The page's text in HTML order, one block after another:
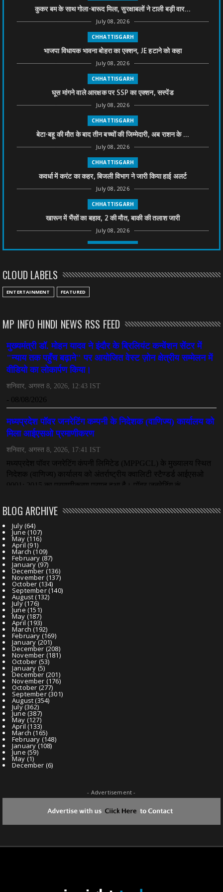
कुकर बम के साथ गोला-बारूद मिला, सुरक्षाबलों ने टाली बड़ी वार...
July 08, 2026
CHHATTISGARH
भाजपा विधायक भावना बोहरा का एक्शन, JE हटाने को कहा
July 08, 2026
CHHATTISGARH
घूस मांगने वाले आरक्षक पर SSP का एक्शन, सस्पेंड
July 08, 2026
CHHATTISGARH
बेटा-बहू की मौत के बाद तीन बच्चों की जिम्मेदारी, अब राशन के ...
July 08, 2026
CHHATTISGARH
कवर्धा में करंट का कहर, बिजली विभाग ने जारी किया हाई अलर्ट
July 08, 2026
CHHATTISGARH
खारून में भैंसों का बहाव, 2 की मौत, बाकी की तलाश जारी
July 08, 2026
CHHATTISGARH
July 08, 2026
CHHATTISGARH
महादेव ऐप केस में बड़ा एक्शन, सौरभ चंद्राकर हिरासत में
July 08, 2026
तीजन बाई को याद करेगा छत्तीसगढ़ का लोक कला जगत
CLOUD LABELS
ENTERTAINMENT FEATURED
MP INFO HINDI NEWS RSS FEED
BLOG ARCHIVE
July(64)
June(107)
May (116)
April (91)
March (109)
February (87)
January(97)
December (136)
November (137)
October (134)
September(140)
August(132)
July(176)
June(151)
May (187)
April (193)
March (192)
February (169)
January(201)
December (208)
November (181)
October (53)
January (5)
December(201)
November (176)
October (277)
September(301)
August(354)
July(362)
June(387)
May (127)
April (133)
March (165)
February (148)
January(108)
June (59)
May (1)
December (6)
- Advertisement -